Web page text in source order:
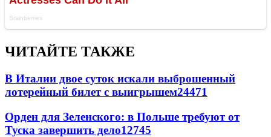
ЧИТАЙТЕ ТАКЖЕ
В Италии двое суток искали выброшенный
лотерейный билет с выигрышем24471
Орден для Зеленского: в Польше требуют от
Туска завершить дело12745